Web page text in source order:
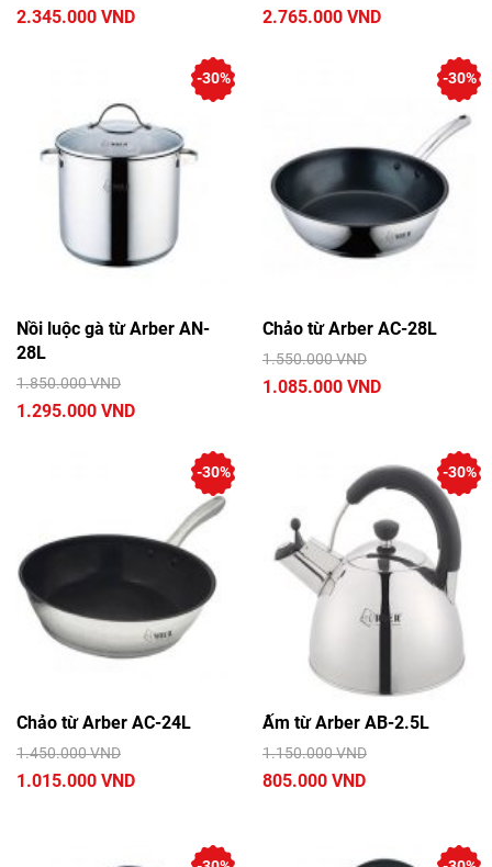
2.345.000 VND 2.765.000 VND
Nồi luộc gà từ Arber AN-
28L
1.850.000 VND
1.295.000 VND
-30%
Chảo từ Arber AC-28L
1.550.000 VND
1.085.000 VND
-30%
Chảo từ Arber AC-24L
1.450.000 VND
1.015.000 VND
-30%
Ấm từ Arber AB-2.5L
1.150.000 VND
805.000 VND
-30%